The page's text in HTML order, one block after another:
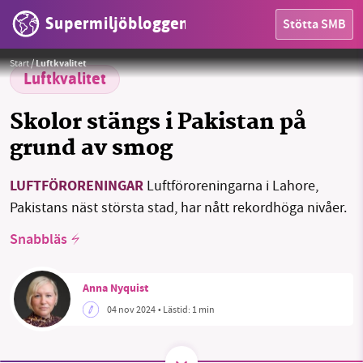
Supermiljöbloggen Stötta SMB
HEM
OM OSS
Start/Luftkvalitet
Luftkvalitet
Skolor stängs i Pakistan på
grund av smog
LUFTFÖRORENINGAR Luftföroreningarna i Lahore,
Pakistans näst största stad, har nått rekordhöga nivåer.
Snabbläs
Anna Nyquist
04 nov 2024• Lästid: 1 min
Foto:Götz Friedrich / Pixabay